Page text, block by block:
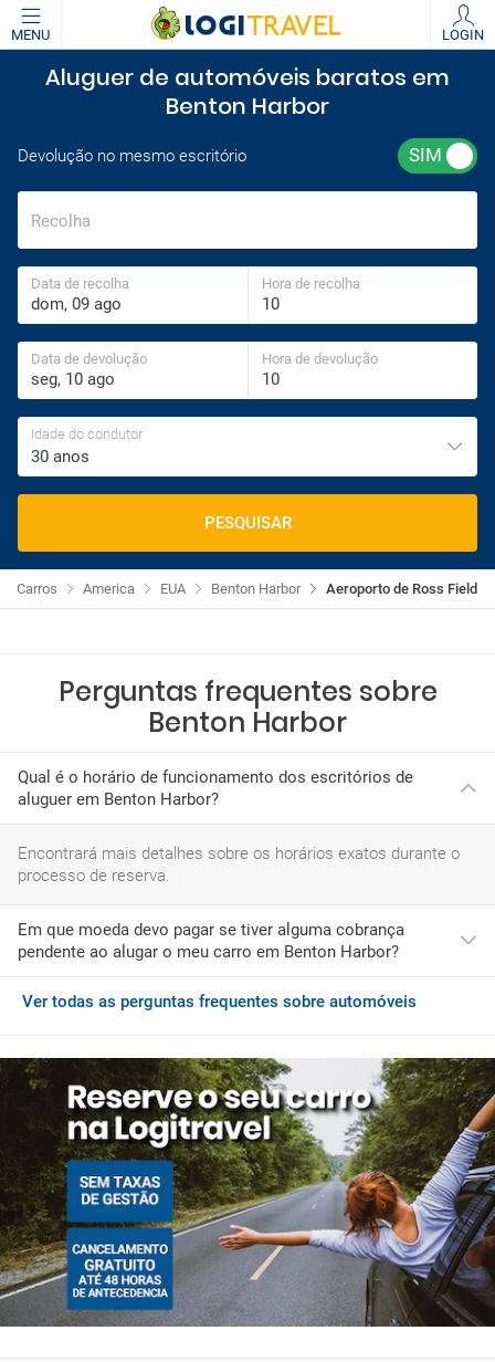
MENU LOGIN
Aluguer de automóveis baratos em
Benton Harbor
Devolução no mesmo escritório
Recolha
Data de recolha Hora de recolha
Data de devolução Hora de devolução
Idade do condutor
30 anos
PESQUISAR
Aeroporto de Ross Field
Benton Harbor
EUA
America
Carros
Perguntas frequentes sobre
Benton Harbor
Qual é o horário de funcionamento dos escritórios de
aluguer em Benton Harbor?
Encontrará mais detalhes sobre os horários exatos durante o
processo de reserva.
Em que moeda devo pagar se tiver alguma cobrança
pendente ao alugar o meu carro em Benton Harbor?
Se ao chegar a Benton Harbor desejar adquirir serviços
Ver todas as perguntas frequentes sobre automóveis